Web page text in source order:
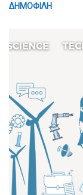
ΔΗΜΟΦΙΛΗ